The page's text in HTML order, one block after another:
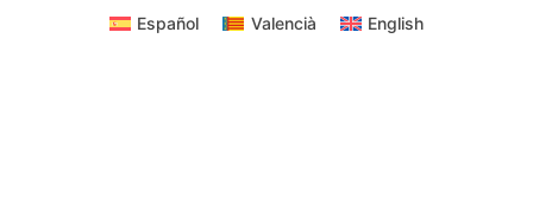
Español Valencià English